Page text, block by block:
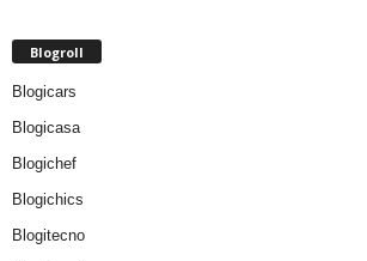
Blogroll
Blogicars
Blogicasa
Blogichef
Blogichics
Blogitecno